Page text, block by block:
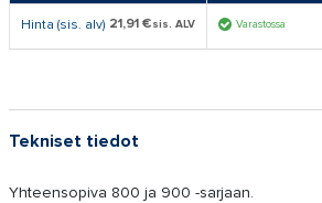
Hinta (sis. alv) 21,91 €sis. ALV Varastossa
Tekniset tiedot
Yhteensopiva 800 ja 900 -sarjaan.